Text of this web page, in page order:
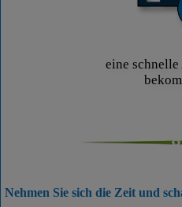
eine
Nehmen Sie sich die Zeit und